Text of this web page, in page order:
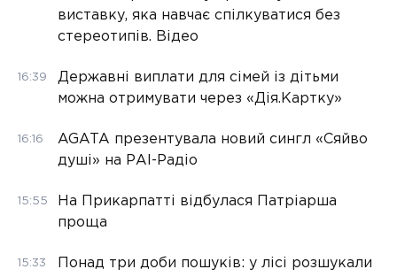
виставку, яка навчає спілкуватися без
стереотипів. Відео
16:39
Державні виплати для сімей із дітьми
можна отримувати через «Дія.Картку»
16:16
AGATA презентувала новий сингл «Сяйво
душі» на РАІ-Радіо
15:55
На Прикарпатті відбулася Патріарша
проща
15:33
Понад три доби пошуків: у лісі розшукали